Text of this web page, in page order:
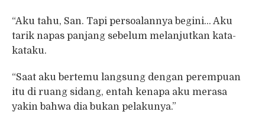
“Aku tahu, San. Tapi persoalannya begini… Aku
tarik napas panjang sebelum melanjutkan kata-
kataku.
“Saat aku bertemu langsung dengan perempuan
itu di ruang sidang, entah kenapa aku merasa
yakin bahwa dia bukan pelakunya.”